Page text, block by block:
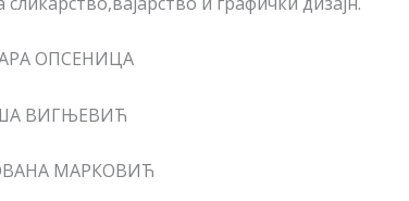
ОПСЕНИЦА
ВИГЊЕВИЋ
МАРКОВИЋ